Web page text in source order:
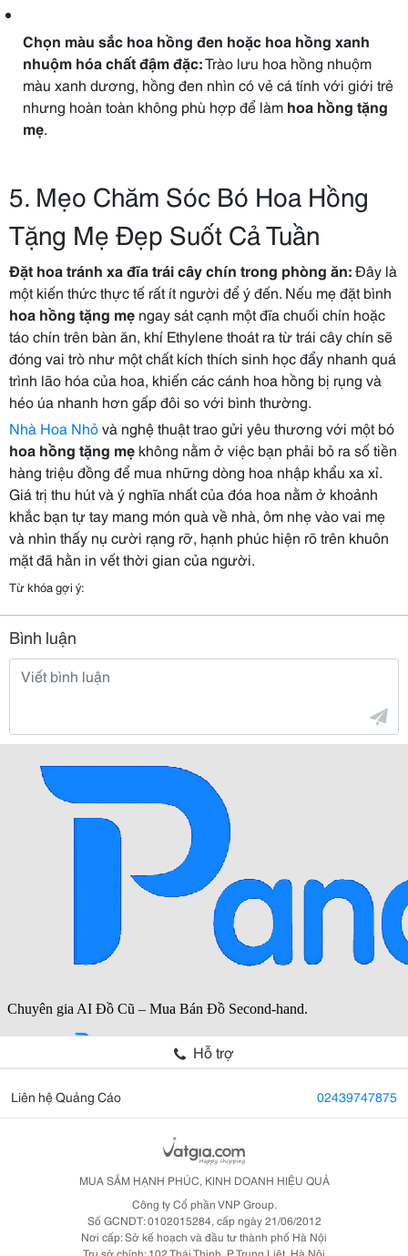
Chọn màu sắc hoa hồng đen hoặc hoa hồng xanh
nhuộm hóa chất đậm đặc:Trào lưu hoa hồng nhuộm
màu xanh dương, hồng đen nhìn có vẻ cá tính với giới trẻ
nhưng hoàn toàn không phù hợp để làm hoa hồng tặng
mẹ.
5. Mẹo Chăm Sóc Bó Hoa Hồng
Tặng Mẹ Đẹp Suốt Cả Tuần
Đặt hoa tránh xa đĩa trái cây chín trong phòng ăn:Đây là
một kiến thức thực tế rất ít người để ý đến. Nếu mẹ đặt bình
hoa hồng tặng mẹ ngay sát cạnh một đĩa chuối chín hoặc
táo chín trên bàn ăn, khí Ethylene thoát ra từ trái cây chín sẽ
đóng vai trò như một chất kích thích sinh học đẩy nhanh quá
trình lão hóa của hoa, khiến các cánh hoa hồng bị rụng và
héo úa nhanh hơn gấp đôi so với bình thường.
Nhà Hoa Nhỏvà nghệ thuật trao gửi yêu thương với một bó
hoa hồng tặng mẹ không nằm ở việc bạn phải bỏ ra số tiền
hàng triệu đồng để mua những dòng hoa nhập khẩu xa xỉ.
Giá trị thu hút và ý nghĩa nhất của đóa hoa nằm ở khoảnh
khắc bạn tự tay mang món quà về nhà, ôm nhẹ vào vai mẹ
và nhìn thấy nụ cười rạng rỡ, hạnh phúc hiện rõ trên khuôn
mặt đã hằn in vết thời gian của người.
Từ khóa gợi ý:
Bình luận
Hỗ trợ
Liên hệ Quảng Cáo 02439747875
MUA SẮM HẠNH PHÚC, KINH DOANH HIỆU QUẢ
Công ty Cổ phần VNP Group.
Số GCNDT: 0102015284, cấp ngày 21/06/2012
Nơi cấp: Sở kế hoạch và đầu tư thành phố Hà Nội
Trụ sở chính: 102 Thái Thịnh, P. Trung Liệt, Hà Nội